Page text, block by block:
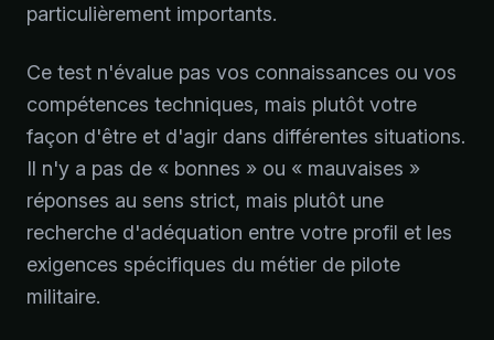
particulièrement importants.
Ce test n'évalue pas vos connaissances ou vos
compétences techniques, mais plutôt votre
façon d'être et d'agir dans différentes situations.
Il n'y a pas de « bonnes » ou « mauvaises »
réponses au sens strict, mais plutôt une
recherche d'adéquation entre votre profil et les
exigences spécifiques du métier de pilote
militaire.